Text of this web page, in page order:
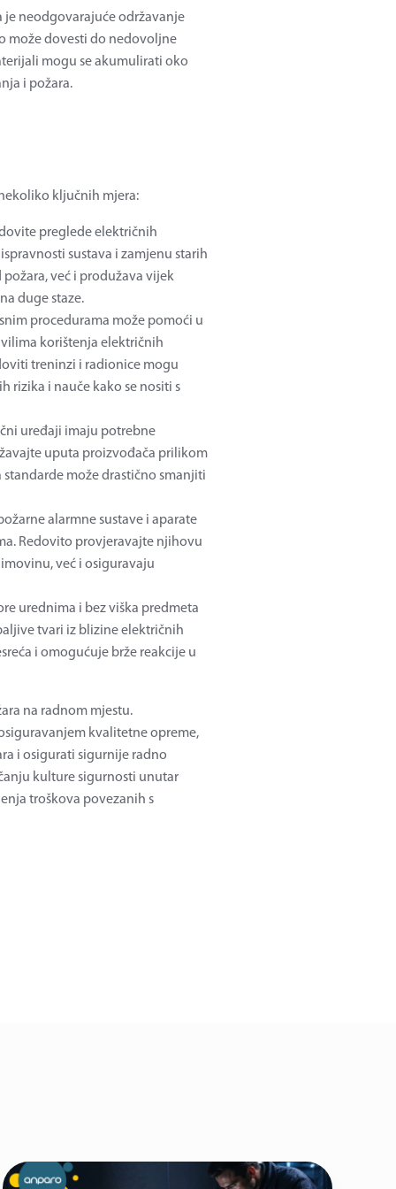
neodgovarajuće održavanje
može dovesti do nedovoljne
mogu se akumulirati oko
i požara.
ključnih mjera:
preglede električnih
sustava i zamjenu starih
već i produžava vijek
duge staze.
procedurama može pomoći u
korištenja električnih
treninzi i radionice mogu
rizika i nauče kako se nositi s
uređaji imaju potrebne
uputa proizvođača prilikom
može drastično smanjiti
alarmne sustave i aparate
Redovito provjeravajte njihovu
već i osiguravaju
urednima i bez viška predmeta
tvari iz blizine električnih
i omogućuje brže reakcije u
na radnom mjestu.
kvalitetne opreme,
i osigurati sigurnije radno
kulture sigurnosti unutar
troškova povezanih s